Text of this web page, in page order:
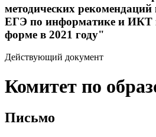
методических рекомендаций
ЕГЭ по информатике и ИКТ
форме в 2021 году"
Действующий документ
Комитет по
Письмо